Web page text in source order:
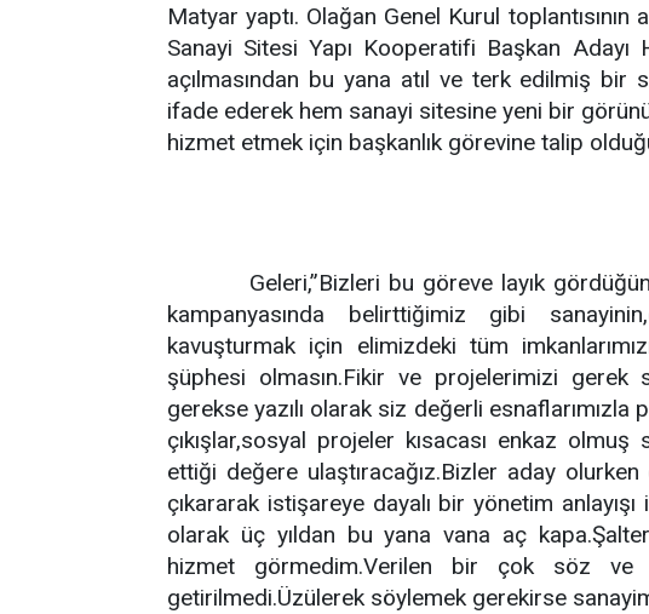
Matyar yaptı. Olağan Genel Kurul toplantısının
Sanayi Sitesi Yapı Kooperatifi Başkan
açılmasından bu yana atıl ve terk edilmiş bir
ifade ederek hem sanayi sitesine yeni bir
hizmet etmek için başkanlık görevine talip
Geleri,”Bizleri bu göreve layık
kampanyasında belirttiğimiz gibi
kavuşturmak için elimizdeki tüm
şüphesi olmasın.Fikir ve projelerimizi gerek
gerekse yazılı olarak siz değerli esnaflarımızla
çıkışlar,sosyal projeler kısacası enkaz
ettiği değere ulaştıracağız.Bizler aday
çıkararak istişareye dayalı bir yönetim
olarak üç yıldan bu yana vana aç
hizmet görmedim.Verilen bir çok söz
getirilmedi.Üzülerek söylemek gerekirse